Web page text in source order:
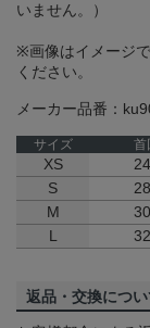
いません。）
※画像はイメージ
ください。
メーカー品番：
サイズ 首
XS
S
M
L
返品・交換につい